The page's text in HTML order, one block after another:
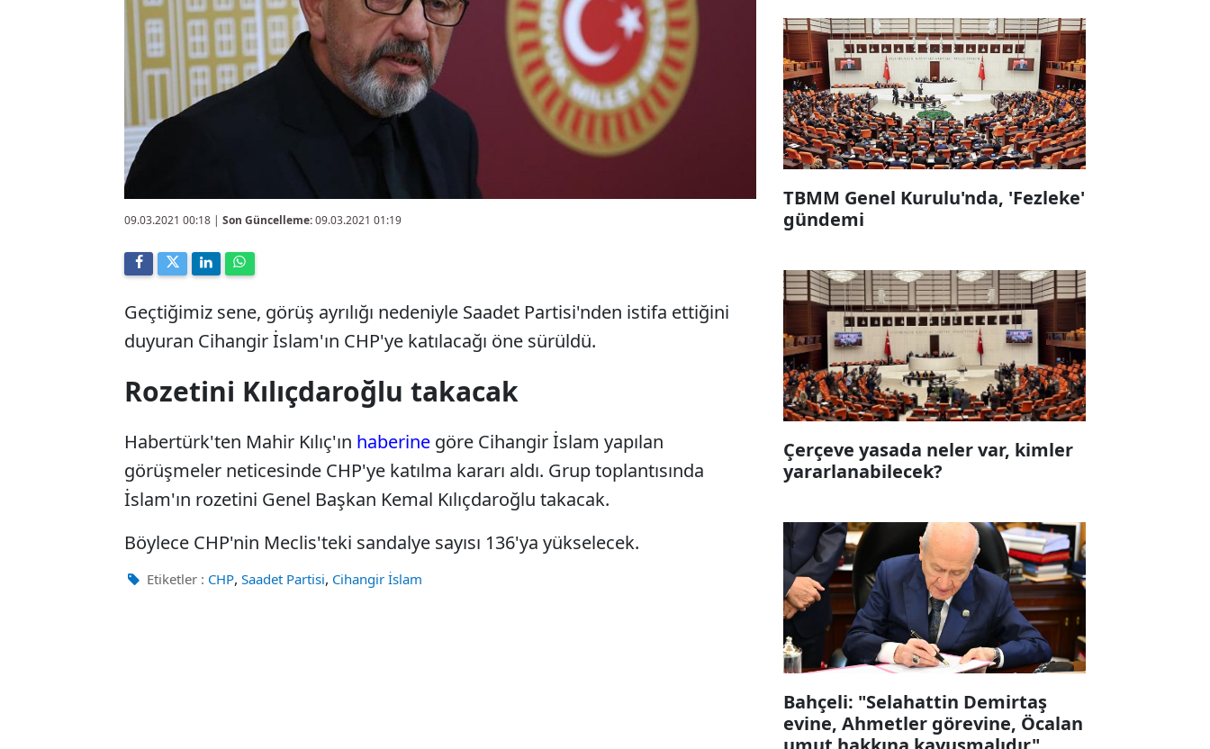
09.03.2021 00:18 | Son Güncelleme:09.03.2021 01:19
Geçtiğimiz sene, görüş ayrılığı nedeniyle Saadet Partisi'nden istifa ettiğini
duyuran Cihangir İslam'ın CHP'ye katılacağı öne sürüldü.
Rozetini Kılıçdaroğlu takacak
Habertürk'ten Mahir Kılıç'ın haberine göre Cihangir İslam yapılan
görüşmeler neticesinde CHP'ye katılma kararı aldı. Grup toplantısında
İslam'ın rozetini Genel Başkan Kemal Kılıçdaroğlu takacak.
Böylece CHP'nin Meclis'teki sandalye sayısı 136'ya yükselecek.
Etiketler : CHP, Saadet Partisi, Cihangir İslam
TBMM Genel Kurulu'nda, 'Fezleke'
gündemi
Çerçeve yasada neler var, kimler
yararlanabilecek?
Bahçeli: "Selahattin Demirtaş
evine, Ahmetler görevine, Öcalan